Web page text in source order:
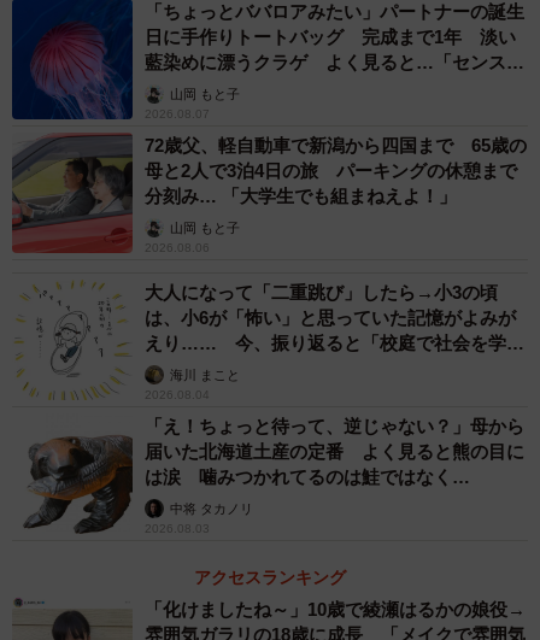
「ちょっとババロアみたい」パートナーの誕生
日に手作りトートバッグ 完成まで1年 淡い
藍染めに漂うクラゲ よく見ると…「センスす
ごい」山岡 もと子
2026.08.07
72歳父、軽自動車で新潟から四国まで 65歳の
母と2人で3泊4日の旅 パーキングの休憩まで
分刻み… 「大学生でも組まねえよ！」
山岡 もと子
2026.08.06
大人になって「二重跳び」したら→小3の頃
は、小6が「怖い」と思っていた記憶がよみが
えり…… 今、振り返ると「校庭で社会を学ん
でいった」【漫画】
海川 まこと
2026.08.04
「え！ちょっと待って、逆じゃない？」母から
届いた北海道土産の定番 よく見ると熊の目に
は涙 噛みつかれてるのは鮭ではなく…
中将 タカノリ
2026.08.03
アクセスランキング
「化けましたね～」10歳で綾瀬はるかの娘役→
雰囲気ガラリの18歳に成長 「メイクで雰囲気